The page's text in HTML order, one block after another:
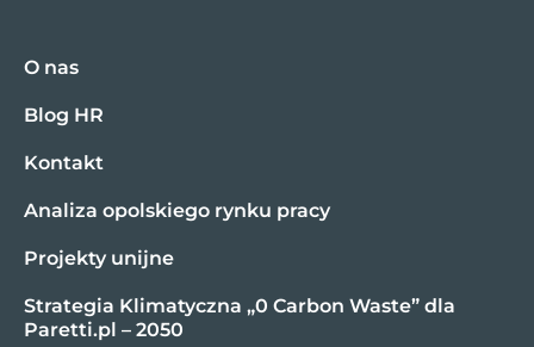
O nas
Blog HR
Kontakt
Analiza opolskiego rynku pracy
Projekty unijne
Strategia Klimatyczna „0 Carbon Waste” dla
Paretti.pl – 2050